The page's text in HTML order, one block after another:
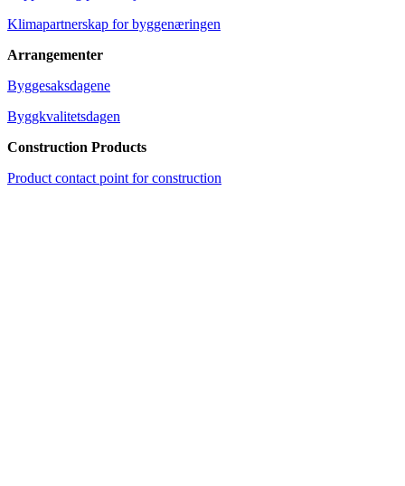
Klimapartnerskap for byggenæringen
Arrangementer
Byggesaksdagene
Byggkvalitetsdagen
Construction Products
Product contact point for construction